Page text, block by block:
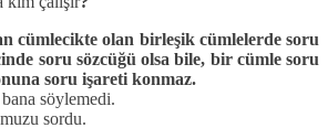
cümlecikte olan birleşik cümlelerde soru
soru sözcüğü olsa bile, bir cümle soru
soru işareti konmaz.
bana söylemedi.
sordu.